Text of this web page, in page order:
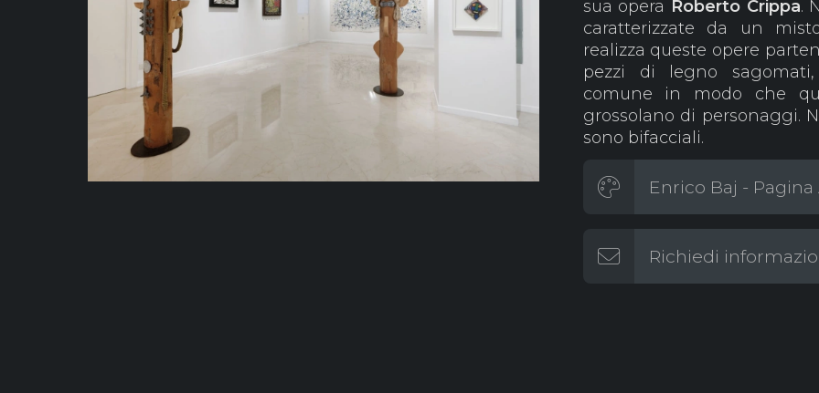
sua opera Roberto Crippa.
caratterizzate da un
realizza queste opere
pezzi di legno
comune in modo che
grossolano di personaggi.
sono bifacciali.
Enrico Baj -
Richiedi